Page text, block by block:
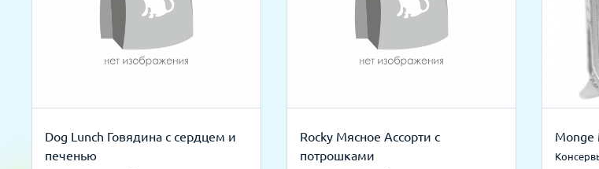
Dog Lunch Говядина с сердцем и
печенью
Rocky Мясное Ассорти с
потрошками
Monge